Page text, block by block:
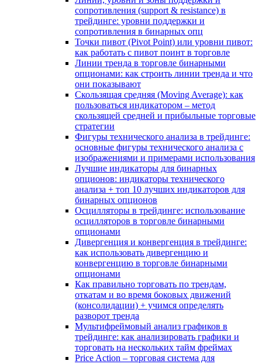
сопротивления (support & resistance) в
трейдинге: уровни поддержки и
сопротивления в бинарных опц
Точки пивот (Pivot Point) или уровни пивот:
как работать с пивот поинт в торговле
Линии тренда в торговле бинарными
опционами: как строить линии тренда и что
они показывают
Скользящая средняя (Moving Average): как
пользоваться индикатором – метод
скользящей средней и прибыльные торговые
стратегии
Фигуры технического анализа в трейдинге:
основные фигуры технического анализа с
изображениями и примерами использования
Лучшие индикаторы для бинарных
опционов: индикаторы технического
анализа + топ 10 лучших индикаторов для
бинарных опционов
Осцилляторы в трейдинге: использование
осцилляторов в торговле бинарными
опционами
Дивергенция и конвергенция в трейдинге:
как использовать дивергенцию и
конвергенцию в торговле бинарными
опционами
Как правильно торговать по трендам,
откатам и во время боковых движений
(консолидации) + учимся определять
разворот тренда
Мультифреймовый анализ графиков в
трейдинге: как анализировать графики и
торговать на нескольких тайм фреймах
Price Action – торговая система для